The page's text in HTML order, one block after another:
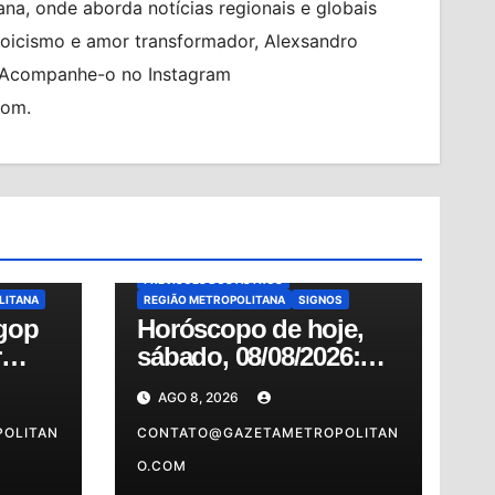
onde aborda notícias regionais e globais
e amor transformador, Alexsandro
o no Instagram
ALMANAQUE BRASIL
HORÓSCOPO
OSASCO
PREVISÕES
REGIÃO METROPOLITANA
SIGNOS
Horóscopo de hoje,
sábado, 08/08/2026:
confira as previsões
do dia para o seu
signo
AGO 8, 2026
CONTATO@GAZETAMETROPOLITAN
O.COM